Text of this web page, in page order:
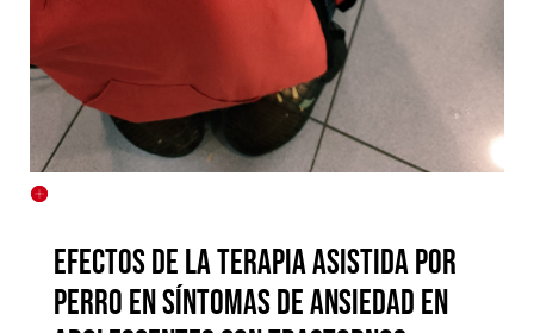
Efectos de la terapia asistida por
perro en síntomas de ansiedad en